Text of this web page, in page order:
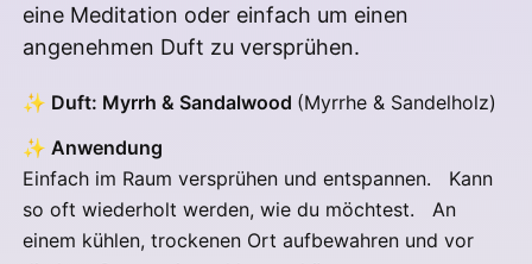
eine Meditation oder einfach um einen
angenehmen Duft zu versprühen.
✨ Duft: Myrrh & Sandalwood (Myrrhe & Sandelholz)
✨ Anwendung
Einfach im Raum versprühen und entspannen. Kann
so oft wiederholt werden, wie du möchtest. An
einem kühlen, trockenen Ort aufbewahren und vor